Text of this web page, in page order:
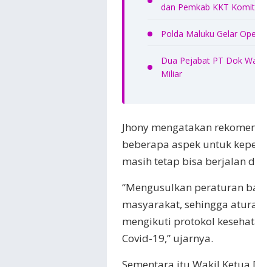
dan Pemkab KKT
Polda Maluku Gelar
Dua Pejabat PT Dok
Miliar
Jhony mengatakan
beberapa aspek untuk
masih tetap bisa berjalan
“Mengusulkan peraturan
masyarakat, sehingga
mengikuti protokol
Covid-19,” ujarnya.